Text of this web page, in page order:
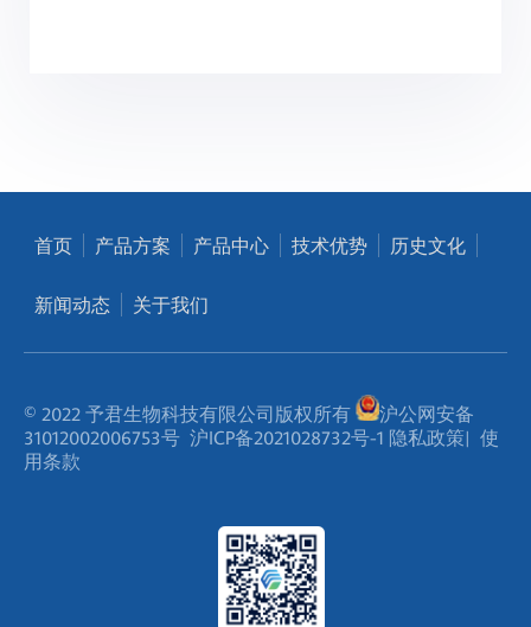
首页 产品方案 产品中心 技术优势 历史文化
新闻动态 关于我们
© 2022 予君生物科技有限公司版权所有
沪公网安备
31012002006753号 沪ICP备2021028732号-1 隐私政策| 使
用条款